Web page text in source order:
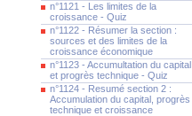
n°1121 - Les limites de la
croissance - Quiz
n°1122 - Résumer la section :
sources et des limites de la
croissance économique
n°1123 - Accumultation du capital
et progrès technique - Quiz
n°1124 - Resumé section 2 :
Accumulation du capital, progrès
technique et croissance